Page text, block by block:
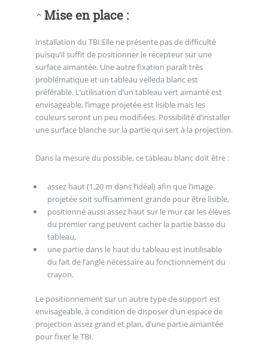
Mise en place :
Installation du TBI:Elle ne présente pas de difficulté
puisqu’il suffit de positionner le récepteur sur une
surface aimantée. Une autre fixation paraît très
problématique et un tableau velleda blanc est
préférable. L’utilisation d’un tableau vert aimanté est
envisageable, l’image projetée est lisible mais les
couleurs seront un peu modifiées. Possibilité d’installer
une surface blanche sur la partie qui sert à la projection.
Dans la mesure du possible, ce tableau blanc doit être :
assez haut (1,20 m dans l’idéal) afin que l’image
projetée soit suffisamment grande pour être lisible,
positionné aussi assez haut sur le mur car les élèves
du premier rang peuvent cacher la partie basse du
tableau,
une partie dans le haut du tableau est inutilisable
du fait de l’angle nécessaire au fonctionnement du
crayon.
Le positionnement sur un autre type de support est
envisageable, à condition de disposer d’un espace de
projection assez grand et plan, d’une partie aimantée
pour fixer le TBI.